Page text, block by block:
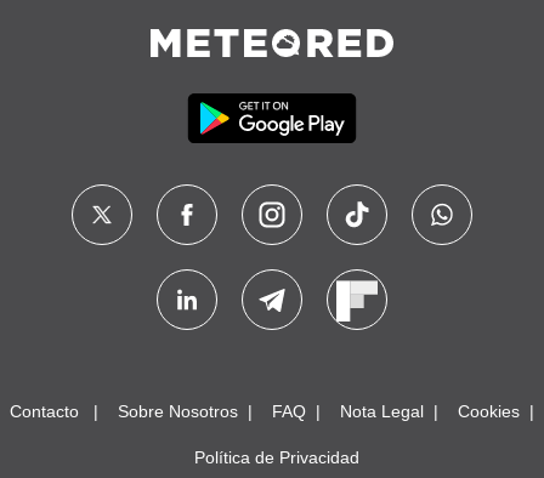
Contacto Sobre Nosotros FAQ Nota Legal Cookies
Política de Privacidad